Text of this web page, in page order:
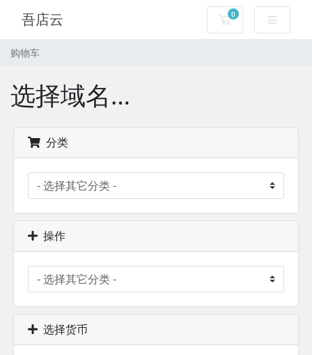
吾店云 0
购物车
购物车
选择域名…
分类
操作
选择货币